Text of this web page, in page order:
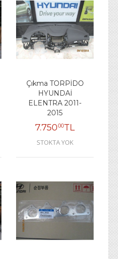
Çıkma TORPİDO
HYUNDAİ
ELENTRA 2011-
2015
7.75000TL
STOKTA YOK